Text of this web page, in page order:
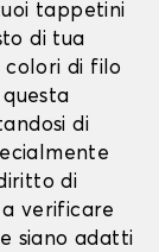
tappetini
di tua
colori di filo
di
di
a verificare
siano adatti